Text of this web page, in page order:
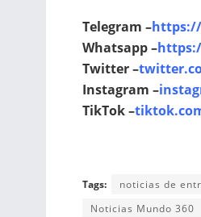
Telegram –
Whatsapp –
Twitter –
Instagram –
TikTok –
Tags: noticias de
Noticias Mundo 360